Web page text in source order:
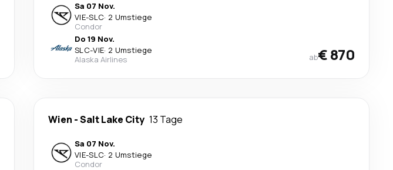
Sa 07 Nov.
VIE-SLC· 2 Umstiege
Condor
Do 19 Nov.
SLC-VIE· 2 Umstiege
Alaska Airlines
ab€ 870
Wien -Salt Lake City 13 Tage
Sa 07 Nov.
VIE-SLC· 2 Umstiege
Condor